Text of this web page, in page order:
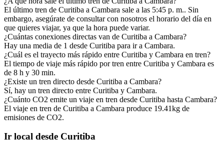
El último tren de Curitiba a Cambara sale a las 5:45 p. m.. Sin
embargo, asegúrate de consultar con nosotros el horario del día en
que quieres viajar, ya que la hora puede variar.
¿Cuántas conexiones directas van de Curitiba a Cambara?
Hay una media de 1 desde Curitiba para ir a Cambara.
¿Cuál es el trayecto más rápido entre Curitiba y Cambara en tren?
El tiempo de viaje más rápido por tren entre Curitiba y Cambara es
de 8 h y 30 min.
¿Existe un tren directo desde Curitiba a Cambara?
Sí, hay un tren directo entre Curitiba y Cambara.
¿Cuánto CO2 emite un viaje en tren desde Curitiba hasta Cambara?
El viaje en tren de Curitiba a Cambara produce 19.41kg de
emisiones de CO2.
Ir local desde Curitiba